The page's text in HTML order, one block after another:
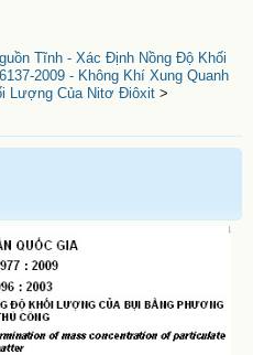
Tĩnh - Xác Định Nồng Độ Khối
2009 - Không Khí Xung Quanh
Lượng Của Nitơ Điôxit>